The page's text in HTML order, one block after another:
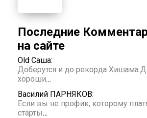
Последние Комментарии
на сайте
Old Саша:
Доберутся и до рекорда
хороши…
Василий ПАРНЯКОВ:
Если вы не профик, которому
старты…